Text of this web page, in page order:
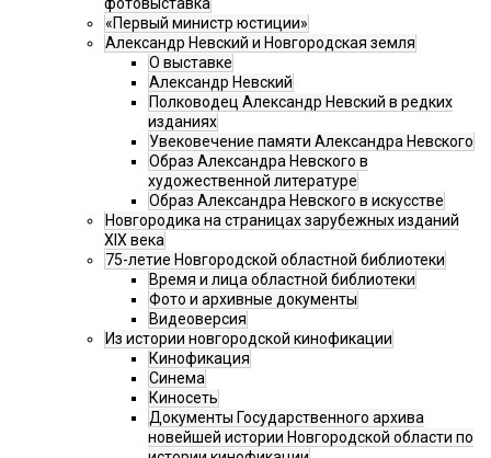
фотовыставка
«Первый министр юстиции»
Александр Невский и Новгородская земля
О выставке
Александр Невский
Полководец Александр Невский в редких
изданиях
Увековечение памяти Александра Невского
Образ Александра Невского в
художественной литературе
Образ Александра Невского в искусстве
Новгородика на страницах зарубежных изданий
XIX века
75-летие Новгородской областной библиотеки
Время и лица областной библиотеки
Фото и архивные документы
Видеоверсия
Из истории новгородской кинофикации
Кинофикация
Синема
Киносеть
Документы Государственного архива
новейшей истории Новгородской области по